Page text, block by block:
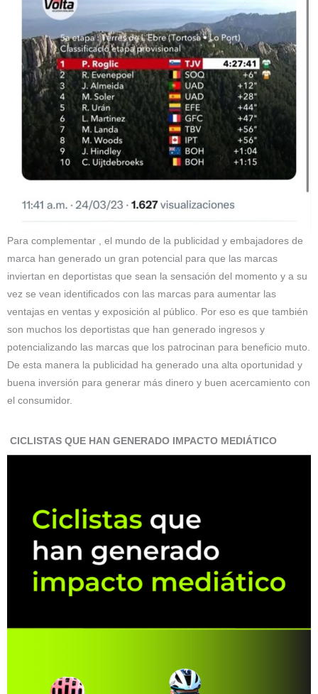
Para complementar , el mundo de la publicidad y embajadores de
marca han generado un gran potencial para que las marcas
inviertan en deportistas que sean la sensación del momento y a su
vez se vean identificados con las marcas para aumentar las
ventajas en ventas y exposición al público. Por eso es que también
son muchos los deportistas que han generado ingresos y
potencializando las marcas que los patrocinan para beneficio muto.
De esta manera la publicidad ha generado una alta oportunidad y
buena inversión para generar más dinero y buen acercamiento con
el consumidor.
CICLISTAS QUE HAN GENERADO IMPACTO MEDIÁTICO